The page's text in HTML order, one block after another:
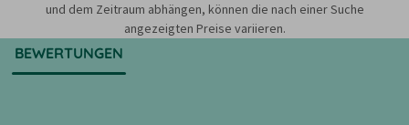
und dem Zeitraum abhängen, können die nach einer Suche
angezeigten Preise variieren.
BEWERTUNGEN